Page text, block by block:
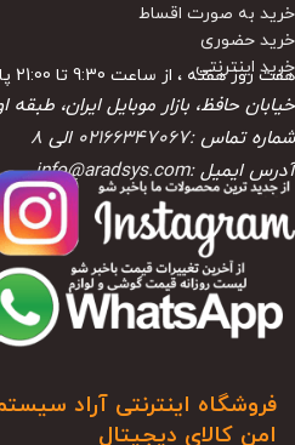
خرید به صورت اقساط
خرید حضوری
خرید اینترنتی
هفت روز هفته ، از ساعت 9:30 تا 21:00 پاسخگوی شما هستیم
خیابان حافظ، بازار موبایل ایران، طبقه
شماره تماس :02166347067 الی 8
آدرس ایمیل :info@aradsys.com
فروشگاه اینترنتی آراد
امن کالای دیجیتال